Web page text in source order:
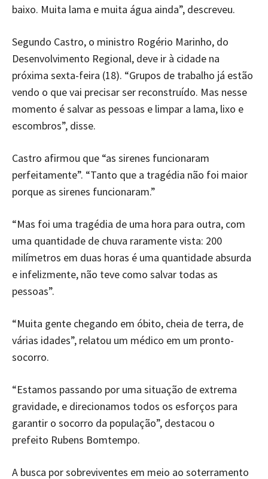
baixo. Muita lama e muita água ainda”, descreveu.
Segundo Castro, o ministro Rogério Marinho, do
Desenvolvimento Regional, deve ir à cidade na
próxima sexta-feira (18). “Grupos de trabalho já estão
vendo o que vai precisar ser reconstruído. Mas nesse
momento é salvar as pessoas e limpar a lama, lixo e
escombros”, disse.
Castro afirmou que “as sirenes funcionaram
perfeitamente”. “Tanto que a tragédia não foi maior
porque as sirenes funcionaram.”
“Mas foi uma tragédia de uma hora para outra, com
uma quantidade de chuva raramente vista: 200
milímetros em duas horas é uma quantidade absurda
e infelizmente, não teve como salvar todas as
pessoas”.
“Muita gente chegando em óbito, cheia de terra, de
várias idades”, relatou um médico em um pronto-
socorro.
“Estamos passando por uma situação de extrema
gravidade, e direcionamos todos os esforços para
garantir o socorro da população”, destacou o
prefeito Rubens Bomtempo.
A busca por sobreviventes em meio ao soterramento